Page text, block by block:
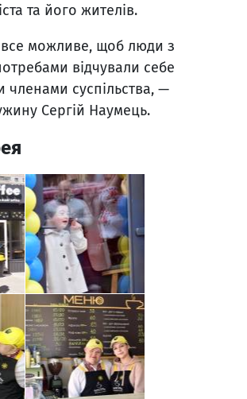
та його жителів.
можливе, щоб люди з
відчували себе
членами суспільства, —
Сергій Наумець.